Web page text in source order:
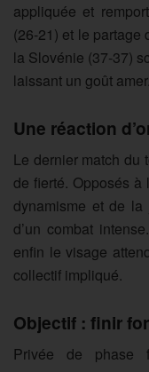
appliquée et
(26-21) et le partage
la Slovénie (37-37)
laissant un goût amer.
Une réaction
Le dernier match du
de fierté. Opposés
dynamisme et de la
d’un combat
enfin le visage
collectif impliqué.
Objectif : finir
Privée de phase